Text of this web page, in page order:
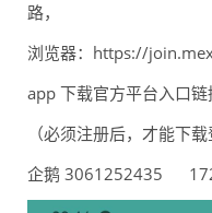
路，
浏览器：https://
app 下载官方平台入口
（必须注册后，才能下载
企鹅 3061252435